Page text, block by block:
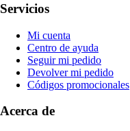
Servicios
Mi cuenta
Centro de ayuda
Seguir mi pedido
Devolver mi pedido
Códigos promocionales
Acerca de